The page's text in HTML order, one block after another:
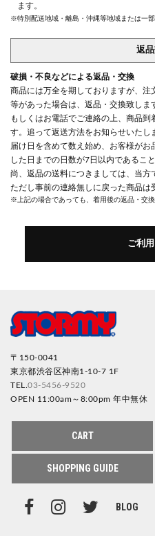
ます。
※特別配送地域・離島・沖縄等地域または一
返
破損・不良などによる返品・交換
商品には万全を期しておりますが、
等があった場合は、返品・交換致し
もしくはお電話でご連絡の上、商品到
す。追って返送方法をお知らせいた
届け日を含めて数え始め、お客様が
した日までの日数が7日以内であるこ
尚、返品の送料につきましては、当方
ただし事前の連絡無しに戻った商品は
※上記の場合であっても、着用後の返品・交
ご利
〒150-0041
東京都渋谷区神南1-10-7 1F
TEL. 03-5456-9520
OPEN 11:00am～8:00pm 年中無休
CART
SHOPPING GUIDE
BLOG